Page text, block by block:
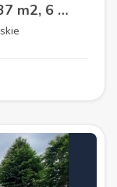
Dom jednorodzinny, Skawina, 137 m2, 6 pokoi